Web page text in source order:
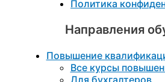
Политика
Направления
Повышение
Все курсы